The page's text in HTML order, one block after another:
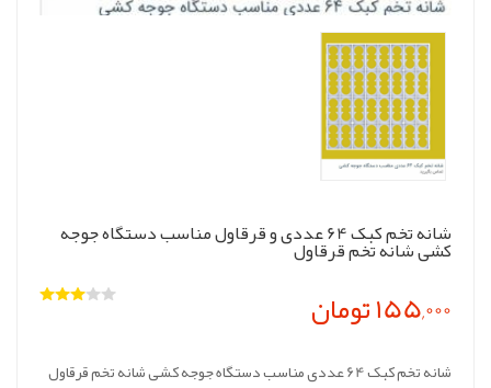
شانه تخم کبک 64 عددی و قرقاول مناسب دستگاه جوجهکشی شانه تخم قرقاول
155,000 تومان
شانه تخم کبک 64 عددی مناسب دستگاه جوجه کشی شانه تخم قرقاول